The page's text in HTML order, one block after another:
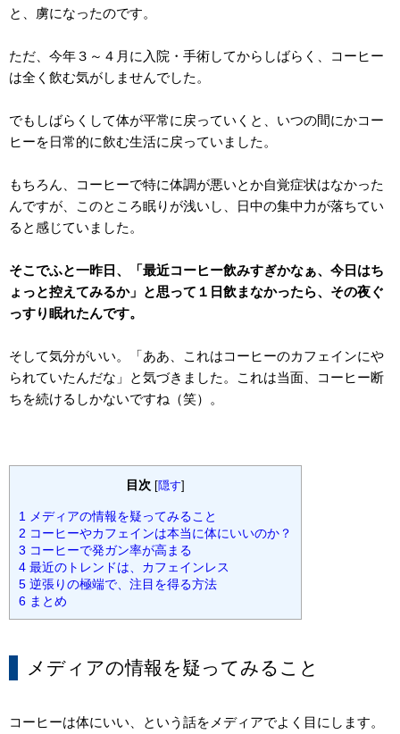
と、虜になったのです。
ただ、今年３～４月に入院・手術してからしばらく、コーヒー
は全く飲む気がしませんでした。
でもしばらくして体が平常に戻っていくと、いつの間にかコー
ヒーを日常的に飲む生活に戻っていました。
もちろん、コーヒーで特に体調が悪いとか自覚症状はなかった
んですが、このところ眠りが浅いし、日中の集中力が落ちてい
ると感じていました。
そこでふと一昨日、「最近コーヒー飲みすぎかなぁ、今日はち
ょっと控えてみるか」と思って１日飲まなかったら、その夜ぐ
っすり眠れたんです。
そして気分がいい。「ああ、これはコーヒーのカフェインにや
られていたんだな」と気づきました。これは当面、コーヒー断
ちを続けるしかないですね（笑）。
目次 [隠す]
1
メディアの情報を疑ってみること
2 コーヒーやカフェインは本当に体にいいのか？
3 コーヒーで発ガン率が高まる
4 最近のトレンドは、カフェインレス
5 逆張りの極端で、注目を得る方法
6 まとめ
メディアの情報を疑ってみること
コーヒーは体にいい、という話をメディアでよく目にします。